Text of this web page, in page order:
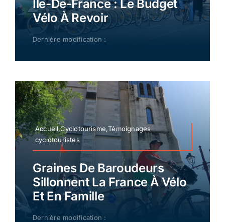
Ile-De-France : Le Budget
Vélo À Revoir
Dernière modification :
Accueil,Cyclotourisme,Témoignages
cyclotouristes
Graines De Baroudeurs
Sillonnent La France À Vélo
Et En Famille
Dernière modification :